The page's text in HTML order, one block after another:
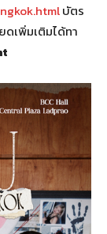
บัตร
ดเพิ่มเติมได้ทา